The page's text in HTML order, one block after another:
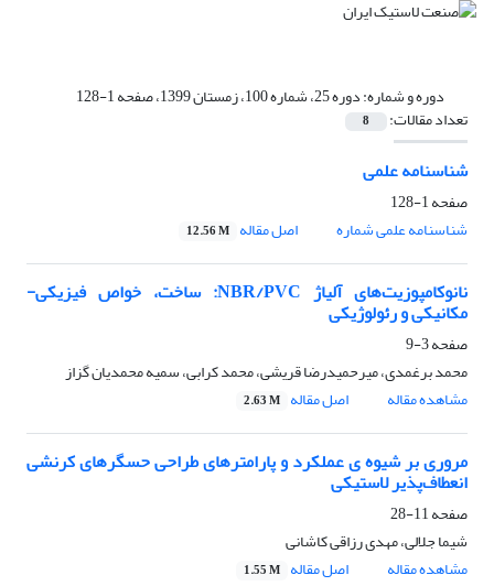
دوره و شماره:دوره 25، شماره 100، زمستان 1399، صفحه 1-128
تعداد مقالات: 8
شناسنامه علمی
صفحه1-128
شناسنامه علمی شماره
اصل مقاله 12.56 M
نانوکامپوزیت‌های آلیاژ NBR/PVC: ساخت، خواص فیزیکی-
مکانیکی و رئولوژیکی
صفحه3-9
محمد برغمدی، میرحمیدرضا قریشی، محمد کرابی، سمیه محمدیان گزاز
مشاهده مقاله
اصل مقاله 2.63 M
مروری بر شیوه ی عملکرد و پارامتر‌های طراحی حسگرهای کرنشی
انعطاف‌پذیر لاستیکی
صفحه11-28
شیما جلالی، مهدی رزاقی کاشانی
مشاهده مقاله
اصل مقاله 1.55 M